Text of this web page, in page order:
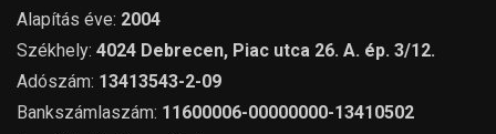
Alapítás éve: 2004
Székhely: 4024 Debrecen, Piac utca 26. A. ép. 3/12.
Adószám: 13413543-2-09
Bankszámlaszám: 11600006-00000000-13410502